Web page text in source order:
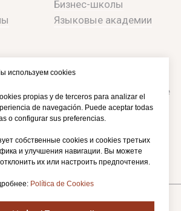
используем cookies
propias y de terceros para analizar el
de navegación. Puede aceptar todas
o configurar sus preferencias.
собственные cookies и cookies третьих
и улучшения навигации. Вы можете
их или настроить предпочтения.
Política de Cookies